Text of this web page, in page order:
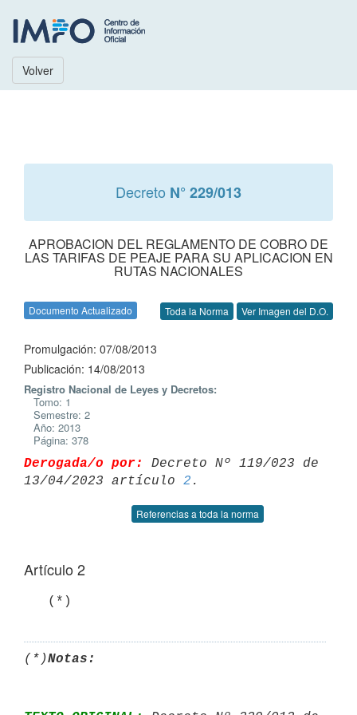
Volver
Decreto N° 229/013
APROBACION DEL REGLAMENTO DE COBRO DE
LAS TARIFAS DE PEAJE PARA SU APLICACION EN
RUTAS NACIONALES
Documento Actualizado Toda la Norma Ver Imagen del D.O.
Promulgación: 07/08/2013
Publicación: 14/08/2013
Registro Nacional de Leyes y Decretos:
Tomo: 1
Semestre: 2
Año: 2013
Página: 378
Derogada/o por:
Decreto Nº 119/023 de
13/04/2023 artículo 2
Referencias a toda la norma
Artículo 2
   (*)
(*)Notas: